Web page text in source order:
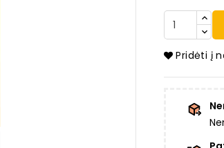
Pridėti į